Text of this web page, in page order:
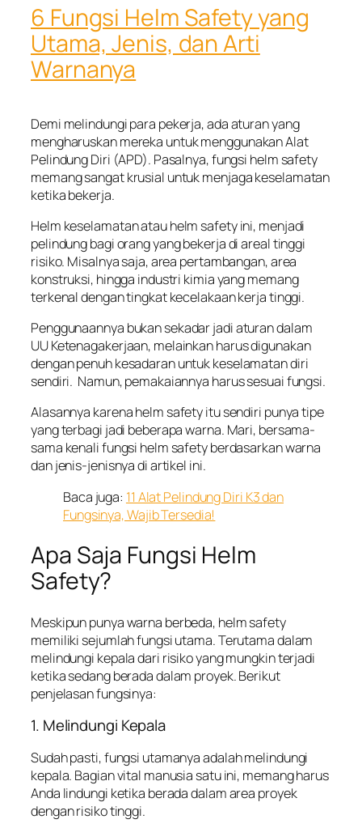
6 Fungsi Helm Safety yang
Utama, Jenis, dan Arti
Warnanya
Demi melindungi para pekerja, ada aturan yang
mengharuskan mereka untuk menggunakan Alat
Pelindung Diri (APD). Pasalnya, fungsi helm safety
memang sangat krusial untuk menjaga keselamatan
ketika bekerja.
Helm keselamatan atau helm safety ini, menjadi
pelindung bagi orang yang bekerja di areal tinggi
risiko. Misalnya saja, area pertambangan, area
konstruksi, hingga industri kimia yang memang
terkenal dengan tingkat kecelakaan kerja tinggi.
Penggunaannya bukan sekadar jadi aturan dalam
UU Ketenagakerjaan, melainkan harus digunakan
dengan penuh kesadaran untuk keselamatan diri
sendiri. Namun, pemakaiannya harus sesuai fungsi.
Alasannya karena helm safety itu sendiri punya tipe
yang terbagi jadi beberapa warna. Mari, bersama-
sama kenali fungsi helm safety berdasarkan warna
dan jenis-jenisnya di artikel ini.
Baca juga: 11 Alat Pelindung Diri K3 dan
Fungsinya, Wajib Tersedia!
Apa Saja Fungsi Helm
Safety?
Meskipun punya warna berbeda, helm safety
memiliki sejumlah fungsi utama. Terutama dalam
melindungi kepala dari risiko yang mungkin terjadi
ketika sedang berada dalam proyek. Berikut
penjelasan fungsinya:
1. Melindungi Kepala
Sudah pasti, fungsi utamanya adalah melindungi
kepala. Bagian vital manusia satu ini, memang harus
Anda lindungi ketika berada dalam area proyek
dengan risiko tinggi.